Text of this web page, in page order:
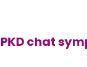
PKD chat